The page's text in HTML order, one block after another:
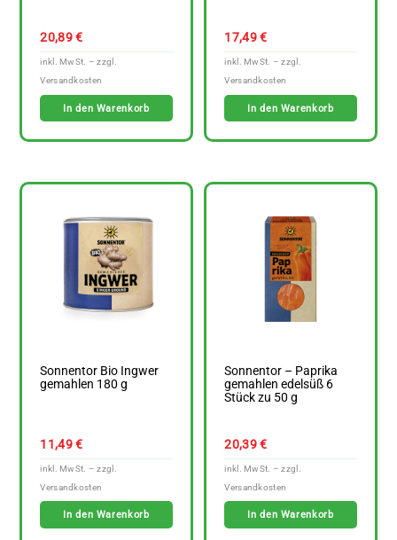
20,89€
In den Warenkorb
17,49€
In den Warenkorb
Sonnentor Bio Ingwer
gemahlen 180 g
11,49€
In den Warenkorb
Sonnentor – Paprika
gemahlen edelsüß 6
Stück zu 50 g
20,39€
In den Warenkorb